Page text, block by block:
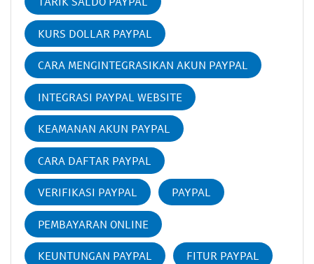
KURS DOLLAR PAYPAL
CARA MENGINTEGRASIKAN AKUN PAYPAL
INTEGRASI PAYPAL WEBSITE
KEAMANAN AKUN PAYPAL
CARA DAFTAR PAYPAL
VERIFIKASI PAYPAL PAYPAL
PEMBAYARAN ONLINE
KEUNTUNGAN PAYPAL FITUR PAYPAL